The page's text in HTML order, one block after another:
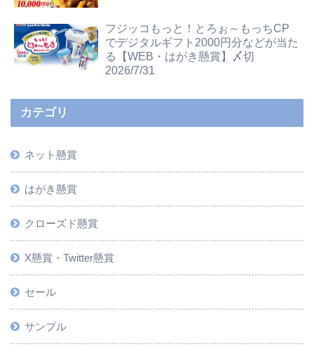
フジッコもっと！とろぉ～もっちCP
でデジタルギフト2000円分などが当た
る【WEB・はがき懸賞】〆切
2026/7/31
カテゴリ
ネット懸賞
はがき懸賞
クローズド懸賞
X懸賞・Twitter懸賞
セール
サンプル